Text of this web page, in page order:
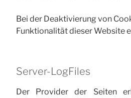
Bei der Deaktivierung von
Funktionalität dieser Website
Server-Log­Files
Der Provider der Seiten